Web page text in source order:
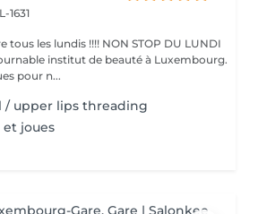
1631
tous les lundis !!!! NON STOP DU LUNDI
pour n...
/ upper lips threading
joues